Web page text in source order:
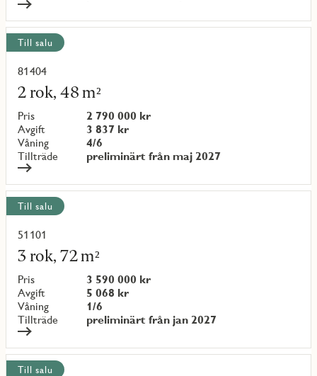
Till salu
81404
2 rok, 48 m²
Pris
2 790 000 kr
Avgift
3 837 kr
Våning
4/6
Tillträde
preliminärt från maj 2027
Läs
mer
om
objekt
{objectNumber}
Till salu
51101
3 rok, 72 m²
Pris
3 590 000 kr
Avgift
5 068 kr
Våning
1/6
Tillträde
preliminärt från jan 2027
Läs
mer
om
objekt
{objectNumber}
Till salu